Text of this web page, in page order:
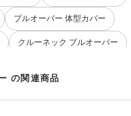
プルオーバー 体型カバー
クルーネック プルオーバー
の関連商品